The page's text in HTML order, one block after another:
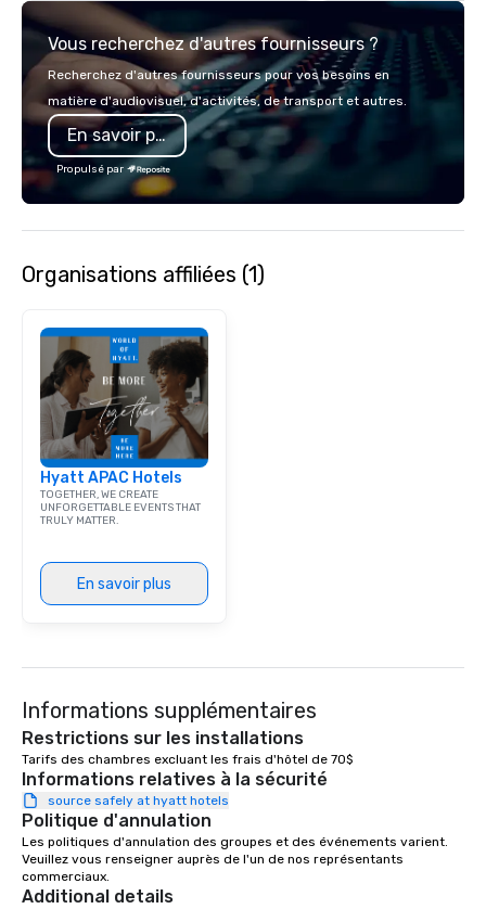
Vous recherchez d'autres fournisseurs ?
Recherchez d'autres fournisseurs pour vos besoins en
matière d'audiovisuel, d'activités, de transport et autres.
En savoir plus
Propulsé par
Organisations affiliées (1)
Hyatt APAC Hotels
TOGETHER, WE CREATE
UNFORGETTABLE EVENTS THAT
TRULY MATTER.
En savoir plus
Informations supplémentaires
Restrictions sur les installations
Tarifs des chambres excluant les frais d'hôtel de 70$
Informations relatives à la sécurité
source safely at hyatt hotels
Politique d'annulation
Les politiques d'annulation des groupes et des événements varient.
Veuillez vous renseigner auprès de l'un de nos représentants
commerciaux.
Additional details